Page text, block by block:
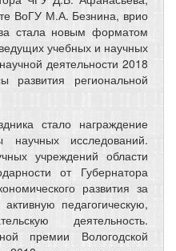
ВоГУ М.А. Безнина, врио
стала новым форматом
учебных и научных
деятельности 2018
развития региональной
стало награждение
исследований.
учреждений области
от Губернатора
развития за
педагогическую,
деятельность.
премии Вологодской